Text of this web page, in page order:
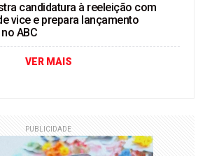
candidatura à reeleição com
vice e prepara lançamento
ABC
VER MAIS
PUBLICIDADE